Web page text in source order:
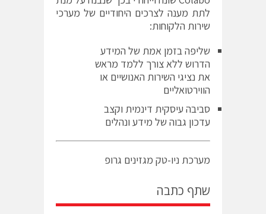
לתת מענה לצרכים היחודיים של מערכי
שירות הלקוחות:
שליפה בזמן אמת של המידע
הדרוש ללא צורך ללמד מראש
את נציגי השירות האנושיים או
הווירטואליים
סביבה עיסקית דינמית וקצב
עדכון גבוה של מידע ונהלים
מערכת ניו-טק מגזינים גרופ
שתף כתבה